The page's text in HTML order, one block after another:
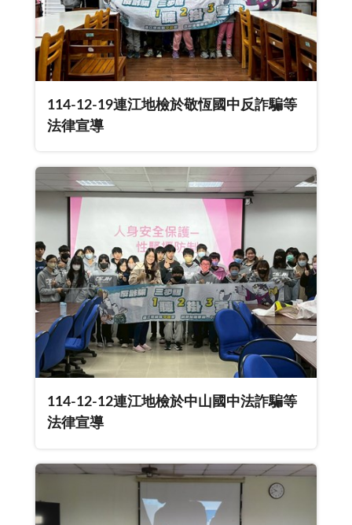
114-12-19連江地檢於敬恆國中反詐騙等
法律宣導
114-12-12連江地檢於中山國中法詐騙等
法律宣導